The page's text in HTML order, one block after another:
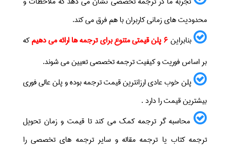
محدودیت های زمانی کاربران با هم فرق می کند.
بنابراین 6 پلن قیمتی متنوع برای ترجمه ها ارائه می دهیمکه
بر اساس فوریت و کیفیت ترجمه تخصصی تعیین می شوند.
پلن خوب عادی ارزانترین قیمت ترجمه بوده و پلن عالی فوری
بیشترین قیمت را دارد .
محاسبه گر ترجمه کمک می کند تا قیمت و زمان تحویل
ترجمه کتاب یا ترجمه مقاله و سایر ترجمه های تخصصی را